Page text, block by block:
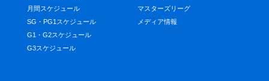
月間スケジュール
SG・PG1スケジュール
G1・G2スケジュール
G3スケジュール
マスターズリーグ
メディア情報